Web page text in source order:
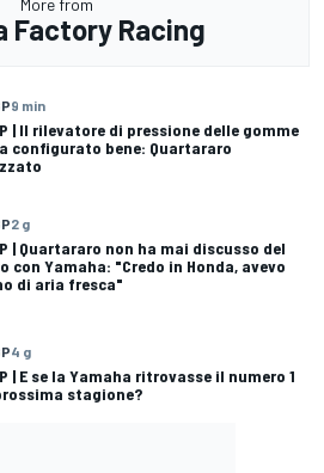
More from
Factory Racing
9 min
| Il rilevatore di pressione delle gomme
configurato bene: Quartararo
2 g
| Quartararo non ha mai discusso del
con Yamaha: "Credo in Honda, avevo
di aria fresca"
4 g
| E se la Yamaha ritrovasse il numero 1
stagione?